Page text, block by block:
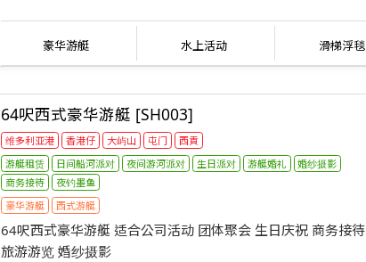
豪华游艇 水上活动 滑梯浮毯
64呎西式豪华游艇 [SH003]
维多利亚港 香港仔 大屿山 屯门
西貢
游艇租赁
日间船河派对 夜间游河派对 生日派对 游艇婚礼
婚纱摄影
商务接待
夜钓墨鱼
豪华游艇
西式游艇
64呎西式豪华游艇 适合公司活动 团体聚会 生日庆祝 商务接待
旅游游览 婚纱摄影